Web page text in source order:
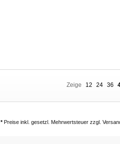
Zeige 12 24 36
*Preise inkl. gesetzl. Mehrwertsteuer zzgl.